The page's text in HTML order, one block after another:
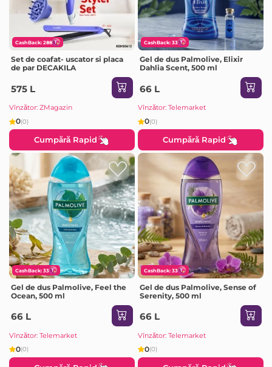
CashBack: 288
Set de coafat- uscator si placa
de par DECAKILA
575 L
Vînzător: ZMagazin
0(0)
Cumpără Rapid
CashBack: 33
Gel de dus Palmolive, Elixir
Dahlia Scent, 500 ml
66 L
Vînzător: Telemarket
0(0)
Cumpără Rapid
CashBack: 33
Gel de dus Palmolive, Feel the
Ocean, 500 ml
66 L
Vînzător: Telemarket
0(0)
CashBack: 33
Gel de dus Palmolive, Sense of
Serenity, 500 ml
66 L
Vînzător: Telemarket
0(0)